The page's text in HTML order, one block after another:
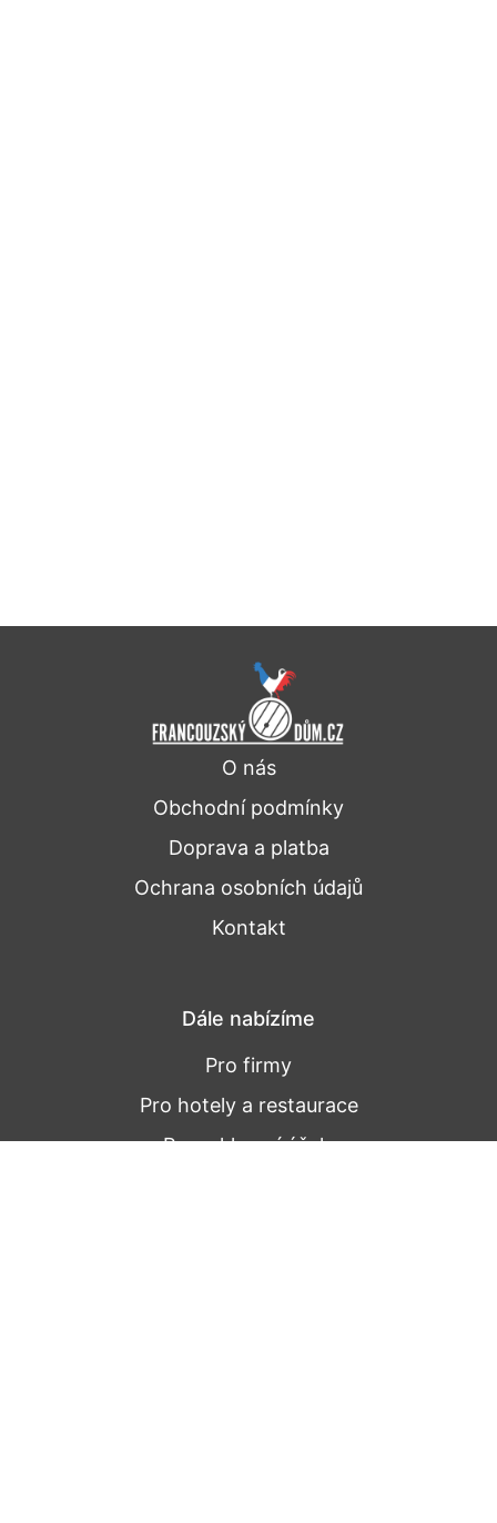
O nás
Obchodní podmínky
Doprava a platba
Ochrana osobních údajů
Kontakt
Dále nabízíme
Pro firmy
Pro hotely a restaurace
Pro reklamní účely